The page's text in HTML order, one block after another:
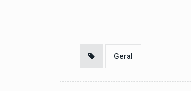
Geral